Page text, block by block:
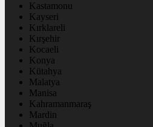
Kastamonu
Kayseri
Kırklareli
Kırşehir
Kocaeli
Konya
Kütahya
Malatya
Manisa
Kahramanmaraş
Mardin